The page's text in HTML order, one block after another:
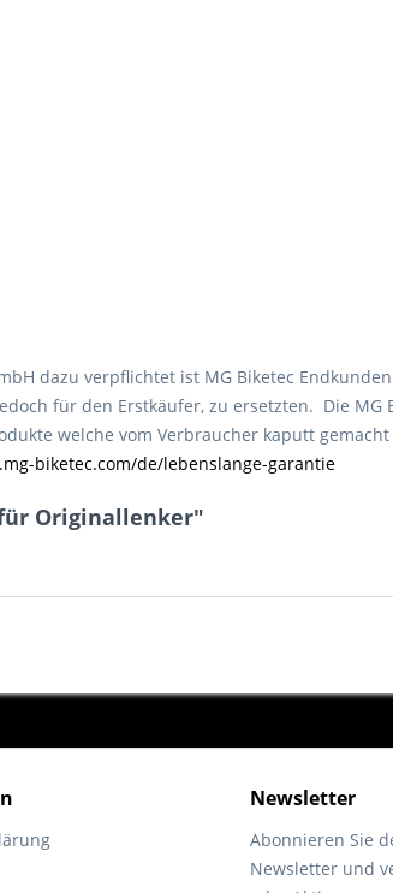
dazu verpflichtet ist MG Biketec
für den Erstkäufer, zu ersetzten. Die MG
welche vom Verbraucher kaputt
biketec.com/de/lebenslange-garantie
Originallenker"
Newsletter
Abonnieren Sie
Newsletter und